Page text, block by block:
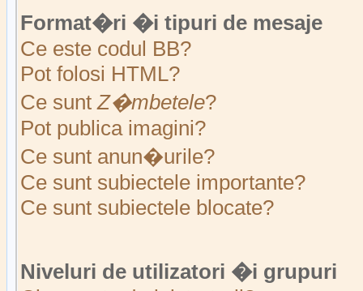
Format�ri �i tipuri de mesaje
Ce este codul BB?
Pot folosi HTML?
Ce suntZ�mbetele?
Pot publica imagini?
Ce sunt anun�urile?
Ce sunt subiectele importante?
Ce sunt subiectele blocate?
Niveluri de utilizatori �i grupuri